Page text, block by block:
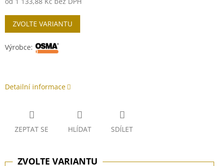
Měrná
cena:
ZVOLTE VARIANTU
Výrobce:
Detailní informace
ZEPTAT SE HLÍDAT SDÍLET